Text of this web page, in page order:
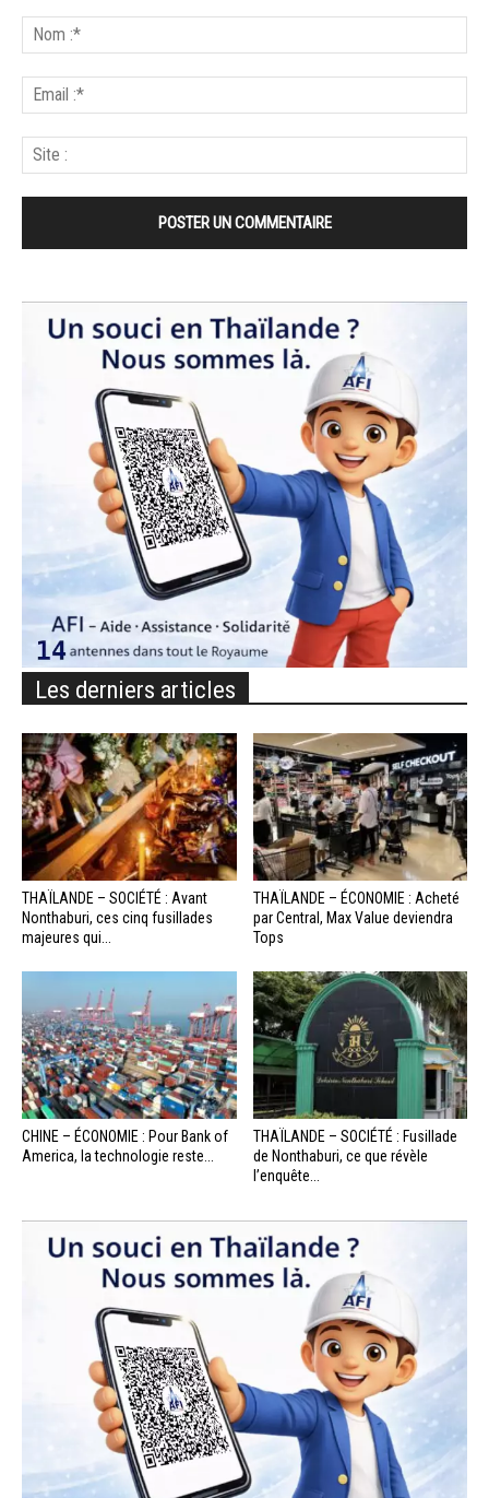
Les derniers articles
THAÏLANDE – SOCIÉTÉ : Avant
Nonthaburi, ces cinq fusillades
majeures qui...
THAÏLANDE – ÉCONOMIE : Acheté
par Central, Max Value deviendra
Tops
CHINE – ÉCONOMIE : Pour Bank of
America, la technologie reste...
THAÏLANDE – SOCIÉTÉ : Fusillade
de Nonthaburi, ce que révèle
l’enquête...